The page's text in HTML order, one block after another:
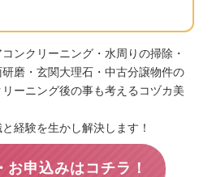
ンクリーニング・水周りの掃除・
磨・玄関大理石・中古分譲物件の
ーニング後の事も考えるコヅカ美
経験を生かし解決します！
お申込みはコチラ！